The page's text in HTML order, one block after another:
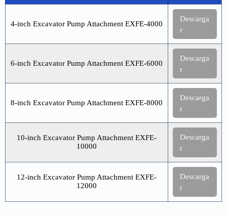
4-inch Excavator Pump Attachment EXFE-4000
Descarga
r
6-inch Excavator Pump Attachment EXFE-6000
Descarga
r
8-inch Excavator Pump Attachment EXFE-8000
Descarga
r
10-inch Excavator Pump Attachment EXFE-
10000
Descarga
r
12-inch Excavator Pump Attachment EXFE-
12000
Descarga
r